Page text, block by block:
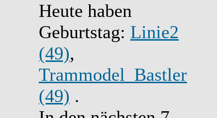
Heute haben
Geburtstag: Linie2
(49),
Trammodel_Bastler
(49) .